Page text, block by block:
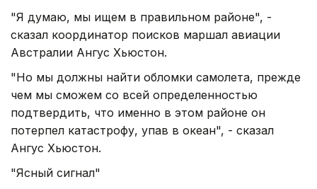
"Я думаю, мы ищем в правильном районе", -
сказал координатор поисков маршал авиации
Австралии Ангус Хьюстон.
"Но мы должны найти обломки самолета, прежде
чем мы сможем со всей определенностью
подтвердить, что именно в этом районе он
потерпел катастрофу, упав в океан", - сказал
Ангус Хьюстон.
"Ясный сигнал"